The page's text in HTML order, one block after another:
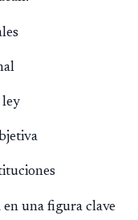
ley
en una figura clave